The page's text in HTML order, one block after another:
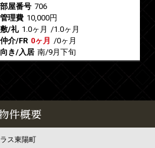
部屋番号 706
管理費 10,000円
敷/礼 1.0ヶ月 /1.0ヶ月
仲介/FR 0ヶ月 /0ヶ月
向き/入居 南/9月下旬
件概要
ス東陽町